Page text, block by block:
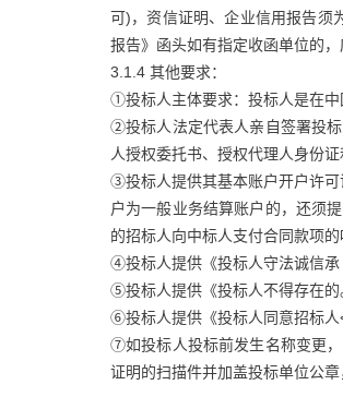
可)，资信证明、企业信用报告须
报告》函头如有指定收函单位的
3.1.4 其他要求：
①投标人主体要求：投标人是在中
②投标人法定代表人亲自签署投
人授权委托书、授权代理人身份证
③投标人提供其基本账户开户许可
户为一般业务结算账户的，还须
的招标人向中标人支付合同款项
④投标人提供《投标人守法诚信承
⑤投标人提供《投标人不得存在的
⑥投标人提供《投标人同意招标人
⑦如投标人投标前发生名称变更
证明的扫描件并加盖投标单位公